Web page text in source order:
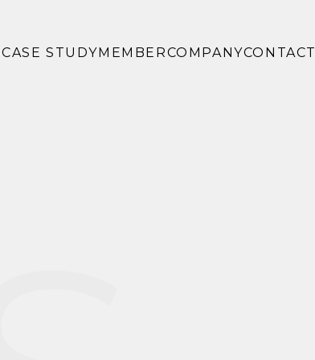
CASE STUDYMEMBERCOMPANYCONTACT